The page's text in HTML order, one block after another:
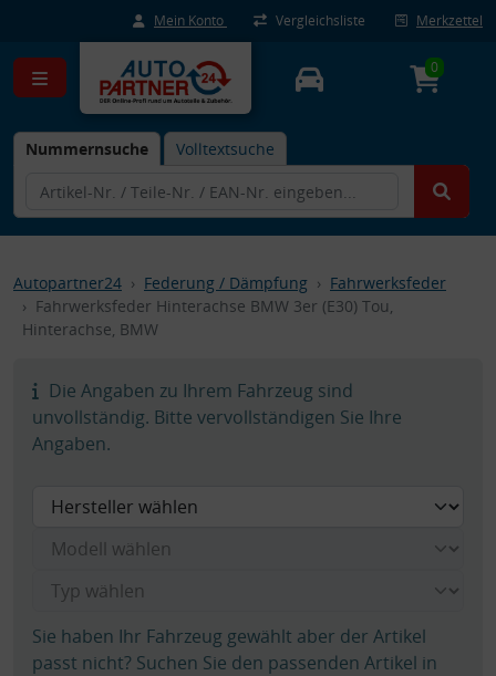
Mein Konto Vergleichsliste Merkzettel
Nummernsuche Volltextsuche
0
Autopartner24 Federung / Dämpfung
Fahrwerksfeder
Fahrwerksfeder Hinterachse BMW 3er (E30) Tou,
Hinterachse, BMW
Die Angaben zu Ihrem Fahrzeug sind
unvollständig. Bitte vervollständigen Sie Ihre
Angaben.
Sie haben Ihr Fahrzeug gewählt aber der Artikel
passt nicht? Suchen Sie den passenden Artikel in